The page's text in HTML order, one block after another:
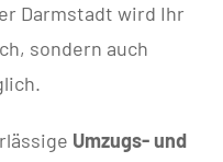
Darmstadt wird Ihr
sondern auch
Umzugs- und